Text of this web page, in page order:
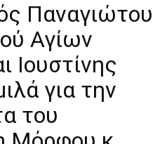
Παναγιώτου
Αγίων
Ιουστίνης
για την
του